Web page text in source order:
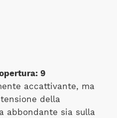
9
accattivante, ma
della
abbondante sia sulla